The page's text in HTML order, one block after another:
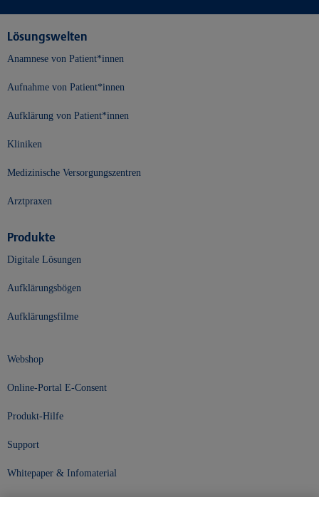
Lösungswelten
Anamnese von Patient*innen
Aufnahme von Patient*innen
Aufklärung von Patient*innen
Kliniken
Medizinische Versorgungszentren
Arztpraxen
Produkte
Digitale Lösungen
Aufklärungsbögen
Aufklärungsfilme
Webshop
Online-Portal E-Consent
Produkt-Hilfe
Support
Whitepaper & Infomaterial